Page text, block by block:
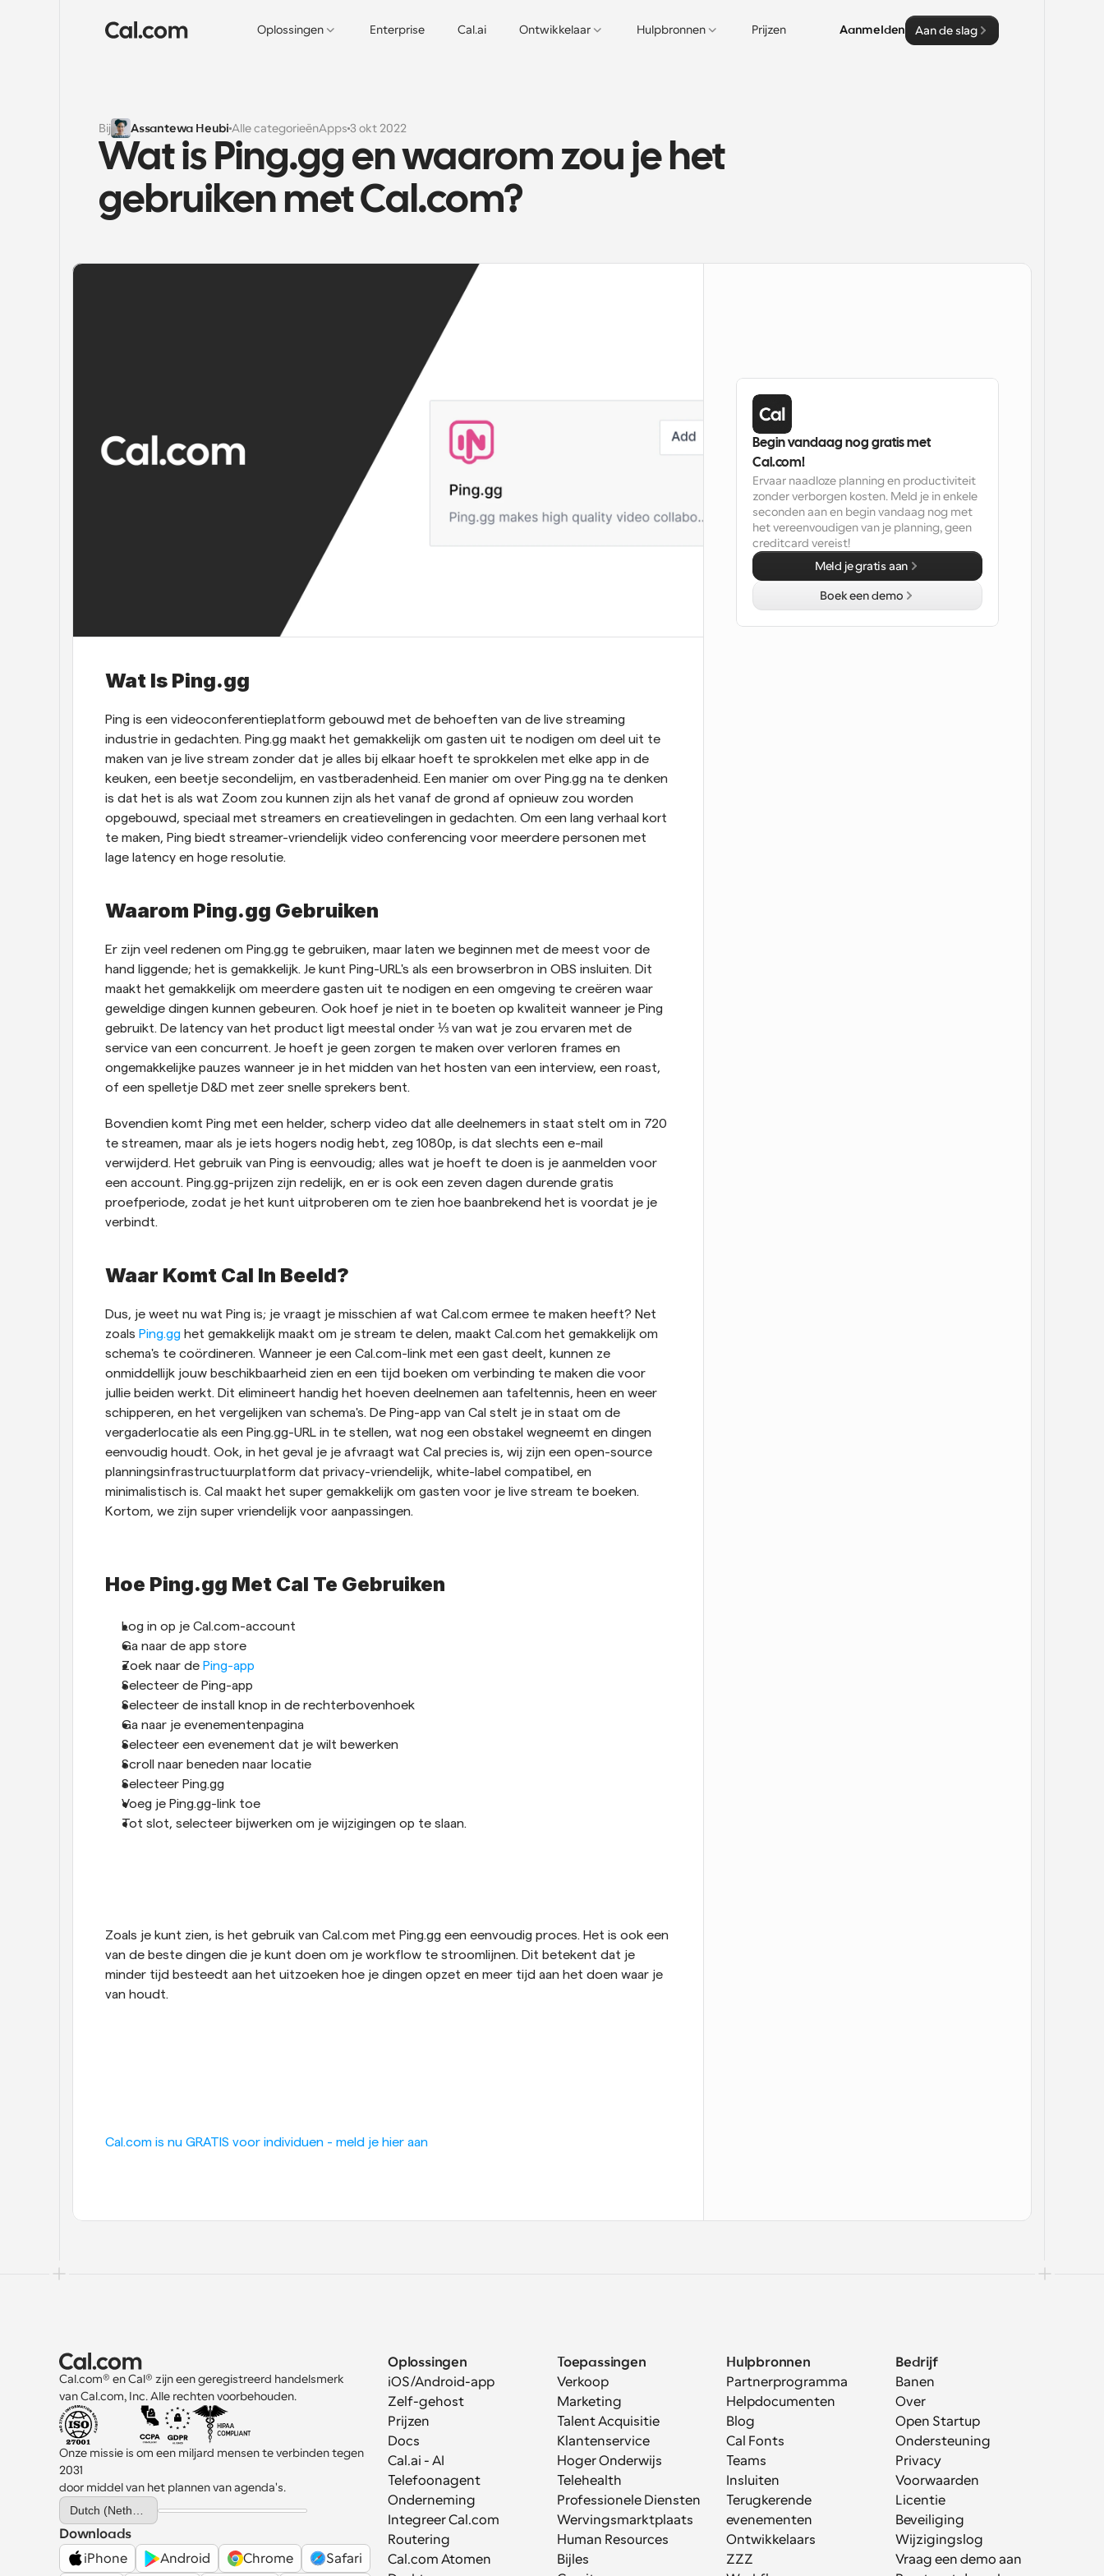
Oplossingen Enterprise Cal.ai Ontwikkelaar Hulpbronnen Prijzen Aanmelden Aan de slag
Bij Assantewa Heubi Alle categorieënApps 3 okt 2022
Wat is Ping.gg en waarom zou je het
gebruiken met Cal.com?
Wat Is Ping.gg
Ping is een videoconferentieplatform gebouwd met de behoeften van de live streaming
industrie in gedachten. Ping.gg maakt het gemakkelijk om gasten uit te nodigen om deel uit te
maken van je live stream zonder dat je alles bij elkaar hoeft te sprokkelen met elke app in de
keuken, een beetje secondelijm, en vastberadenheid. Een manier om over Ping.gg na te denken
is dat het is als wat Zoom zou kunnen zijn als het vanaf de grond af opnieuw zou worden
opgebouwd, speciaal met streamers en creatievelingen in gedachten. Om een lang verhaal kort
te maken, Ping biedt streamer-vriendelijk video conferencing voor meerdere personen met
lage latency en hoge resolutie.
Waarom Ping.gg Gebruiken
Er zijn veel redenen om Ping.gg te gebruiken, maar laten we beginnen met de meest voor de
hand liggende; het is gemakkelijk. Je kunt Ping-URL's als een browserbron in OBS insluiten. Dit
maakt het gemakkelijk om meerdere gasten uit te nodigen en een omgeving te creëren waar
geweldige dingen kunnen gebeuren. Ook hoef je niet in te boeten op kwaliteit wanneer je Ping
gebruikt. De latency van het product ligt meestal onder ⅓ van wat je zou ervaren met de
service van een concurrent. Je hoeft je geen zorgen te maken over verloren frames en
ongemakkelijke pauzes wanneer je in het midden van het hosten van een interview, een roast,
of een spelletje D&D met zeer snelle sprekers bent.
Bovendien komt Ping met een helder, scherp video dat alle deelnemers in staat stelt om in 720
te streamen, maar als je iets hogers nodig hebt, zeg 1080p, is dat slechts een e-mail
verwijderd. Het gebruik van Ping is eenvoudig; alles wat je hoeft te doen is je aanmelden voor
een account. Ping.gg-prijzen zijn redelijk, en er is ook een zeven dagen durende gratis
proefperiode, zodat je het kunt uitproberen om te zien hoe baanbrekend het is voordat je je
verbindt.
Waar Komt Cal In Beeld?
Dus, je weet nu wat Ping is; je vraagt je misschien af wat Cal.com ermee te maken heeft? Net
zoals Ping.gg het gemakkelijk maakt om je stream te delen, maakt Cal.com het gemakkelijk om
schema's te coördineren. Wanneer je een Cal.com-link met een gast deelt, kunnen ze
onmiddellijk jouw beschikbaarheid zien en een tijd boeken om verbinding te maken die voor
jullie beiden werkt. Dit elimineert handig het hoeven deelnemen aan tafeltennis, heen en weer
schipperen, en het vergelijken van schema's. De Ping-app van Cal stelt je in staat om de
vergaderlocatie als een Ping.gg-URL in te stellen, wat nog een obstakel wegneemt en dingen
eenvoudig houdt. Ook, in het geval je je afvraagt wat Cal precies is, wij zijn een open-source
planningsinfrastructuurplatform dat privacy-vriendelijk, white-label compatibel, en
minimalistisch is. Cal maakt het super gemakkelijk om gasten voor je live stream te boeken.
Kortom, we zijn super vriendelijk voor aanpassingen.
Hoe Ping.gg Met Cal Te Gebruiken
Log in op je Cal.com-account
Ga naar de app store
Zoek naar de Ping-app
Selecteer de Ping-app
Selecteer de install knop in de rechterbovenhoek
Ga naar je evenementenpagina
Selecteer een evenement dat je wilt bewerken
Scroll naar beneden naar locatie
Selecteer Ping.gg
Voeg je Ping.gg-link toe
Tot slot, selecteer bijwerken om je wijzigingen op te slaan.
Zoals je kunt zien, is het gebruik van Cal.com met Ping.gg een eenvoudig proces. Het is ook een
van de beste dingen die je kunt doen om je workflow te stroomlijnen. Dit betekent dat je
minder tijd besteedt aan het uitzoeken hoe je dingen opzet en meer tijd aan het doen waar je
van houdt.
Cal.com is nu GRATIS voor individuen - meld je hier aan
Begin vandaag nog gratis met
Cal.com!
Ervaar naadloze planning en productiviteit
zonder verborgen kosten. Meld je in enkele
seconden aan en begin vandaag nog met
het vereenvoudigen van je planning, geen
creditcard vereist!
Meld je gratis aan
Boek een demo
Cal.com® en Cal® zijn een geregistreerd handelsmerk
van Cal.com, Inc. Alle rechten voorbehouden.
Onze missie is om een miljard mensen te verbinden tegen
2031
door middel van het plannen van agenda's.
Select Language
Downloads
iPhone
Android Chrome Safari
Oplossingen
iOS/Android-app
Zelf-gehost
Prijzen
Docs
Cal.ai - AI
Telefoonagent
Onderneming
Integreer Cal.com
Routering
Cal.com Atomen
Toepassingen
Verkoop
Marketing
Talent Acquisitie
Klantenservice
Hoger Onderwijs
Telehealth
Professionele Diensten
Wervingsmarktplaats
Human Resources
Bijles
Hulpbronnen
Partnerprogramma
Helpdocumenten
Blog
Cal Fonts
Teams
Insluiten
Terugkerende
evenementen
Ontwikkelaars
ZZZ
Bedrijf
Banen
Over
Open Startup
Ondersteuning
Privacy
Voorwaarden
Licentie
Beveiliging
Wijzigingslog
Vraag een demo aan